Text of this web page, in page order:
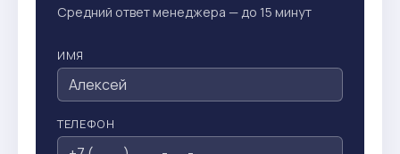
Средний ответ менеджера — до 15 минут
ИМЯ
ТЕЛЕФОН